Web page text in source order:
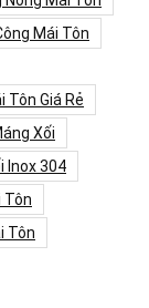
Mái Tôn
Tôn Giá Rẻ
Xối
Inox 304
Tôn
Tôn